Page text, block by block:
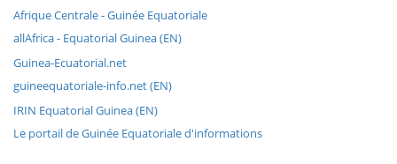
Afrique Centrale - Guinée Equatoriale
allAfrica - Equatorial Guinea (EN)
Guinea-Ecuatorial.net
guineequatoriale-info.net (EN)
IRIN Equatorial Guinea (EN)
Le portail de Guinée Equatoriale d'informations